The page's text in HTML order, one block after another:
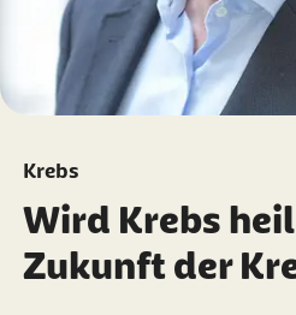
Krebs
Wird Krebs
Zukunft der